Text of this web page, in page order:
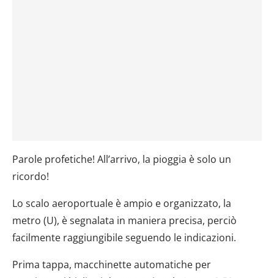
Parole profetiche! All’arrivo, la pioggia è solo un
ricordo!
Lo scalo aeroportuale è ampio e organizzato, la
metro (U), è segnalata in maniera precisa, perciò
facilmente raggiungibile seguendo le indicazioni.
Prima tappa, macchinette automatiche per